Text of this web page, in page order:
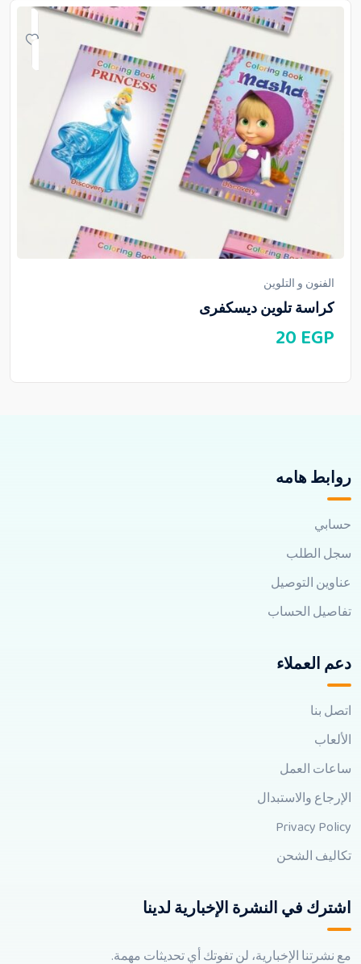
الفنون و التلوين
كراسة تلوين ديسكفرى
20 EGP
روابط هامه
حسابي
سجل الطلب
عناوين التوصيل
تفاصيل الحساب
دعم العملاء
اتصل بنا
الألعاب
ساعات العمل
الإرجاع والاستبدال
Privacy Policy
تكاليف الشحن
اشترك في النشرة الإخبارية لدينا
مع نشرتنا الإخبارية، لن تفوتك أي تحديثات مهمة.